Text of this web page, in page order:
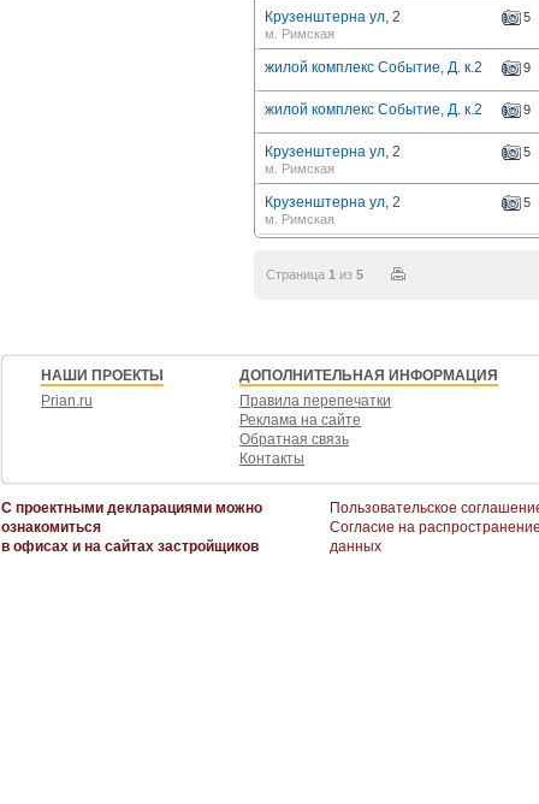
Крузенштерна ул, 2
5
м. Римская
жилой комплекс Событие, Д. к.2 9
жилой комплекс Событие, Д. к.2 9
Крузенштерна ул, 2
5
м. Римская
Крузенштерна ул, 2
5
м. Римская
Страница 1 из 5
НАШИ ПРОЕКТЫ
Prian.ru
ДОПОЛНИТЕЛЬНАЯ ИНФОРМАЦИЯ
Правила перепечатки
Реклама на сайте
Обратная связь
Контакты
С проектными декларациями можно
ознакомиться
в офисах и на сайтах застройщиков
Пользовательское
Согласие на
данных